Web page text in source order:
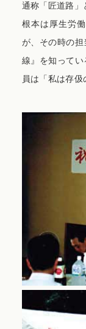
通称「匠道路」
根本は厚生労
が、その時の
線』を知って
員は「私は存伋